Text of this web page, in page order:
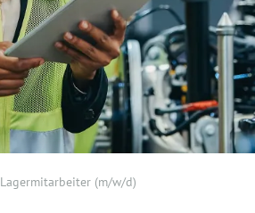
Lagermitarbeiter (m/w/d)